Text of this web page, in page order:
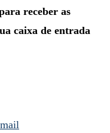
receber as
caixa de entrada